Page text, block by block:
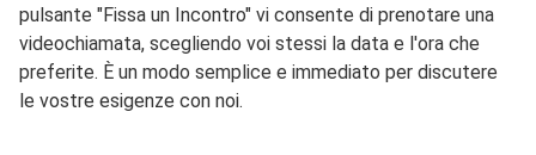
pulsante "Fissa un Incontro" vi consente di prenotare una
videochiamata, scegliendo voi stessi la data e l'ora che
preferite. È un modo semplice e immediato per discutere
le vostre esigenze con noi.